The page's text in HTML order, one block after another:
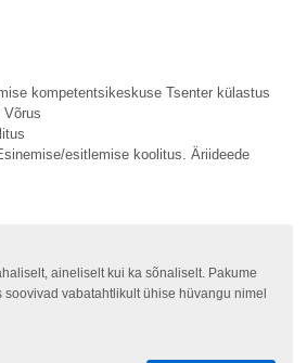
kompetentsikeskuse Tsenter külastus
Võrus
esitlemise koolitus. Äriideede
aineliselt kui ka sõnaliselt. Pakume
vabatahtlikult ühise hüvangu nimel